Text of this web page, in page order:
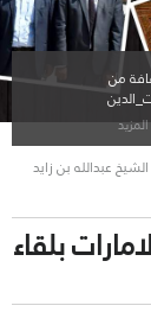
من
عبدالله بن زايد
بلقاء